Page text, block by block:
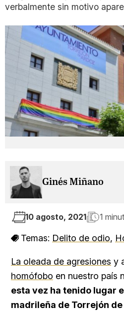
verbalmente sin motivo
Ginés Miñano
10 agosto, 2021 1
Temas: Delito de odio,
La oleada de agresiones y
homófobo en nuestro país
esta vez ha tenido lugar
madrileña de Torrejón